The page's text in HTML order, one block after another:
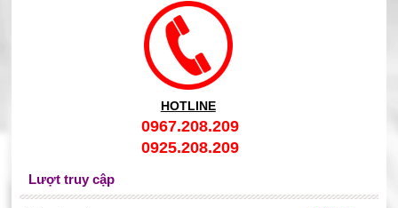
HOTLINE
0967.208.209
0925.208.209
Lượt truy cập